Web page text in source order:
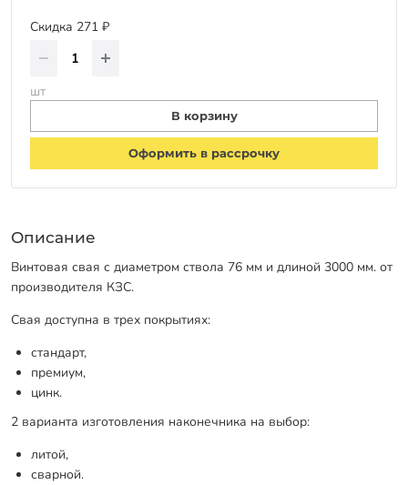
Скидка 271 ₽
шт
В корзину
Оформить в рассрочку
Описание
Винтовая свая с диаметром ствола 76 мм и длиной 3000 мм. от
производителя КЗС.
Свая доступна в трех покрытиях:
стандарт,
премиум,
цинк.
2 варианта изготовления наконечника на выбор:
литой,
сварной.